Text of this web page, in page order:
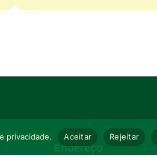
Endereço
privacidade. Aceitar Rejeitar